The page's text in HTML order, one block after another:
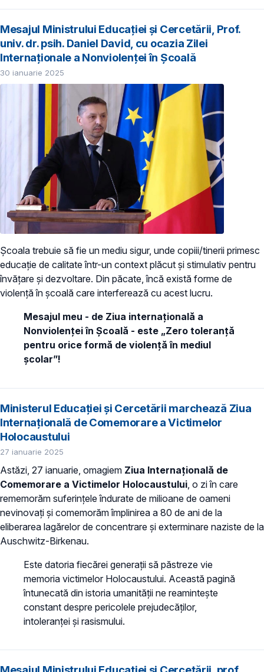
Mesajul Ministrului Educației și Cercetării, Prof.
univ. dr. psih. Daniel David, cu ocazia Zilei
Internaționale a Nonviolenței în Școală
30 ianuarie 2025
Școala trebuie să fie un mediu sigur, unde copiii/tinerii primesc
educație de calitate într-un context plăcut și stimulativ pentru
învățare și dezvoltare. Din păcate, încă există forme de
violență în școală care interferează cu acest lucru.
Mesajul meu - de Ziua internațională a
Nonviolenței în Școală - este „Zero toleranță
pentru orice formă de violență în mediul
școlar”!
Ministerul Educației și Cercetării marchează Ziua
Internațională de Comemorare a Victimelor
Holocaustului
27 ianuarie 2025
Astăzi, 27 ianuarie, omagiem Ziua Internațională de
Comemorare a Victimelor Holocaustului , o zi în care
rememorăm suferințele îndurate de milioane de oameni
nevinovați și comemorăm împlinirea a 80 de ani de la
eliberarea lagărelor de concentrare și exterminare naziste de la
Auschwitz-Birkenau.
Este datoria fiecărei generații să păstreze vie
memoria victimelor Holocaustului. Această pagină
întunecată din istoria umanității ne reamintește
constant despre pericolele prejudecăților,
intoleranței și rasismului.